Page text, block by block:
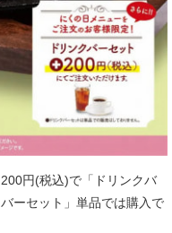
円(税込)で「ドリンクバ
ーセット」単品では購入で